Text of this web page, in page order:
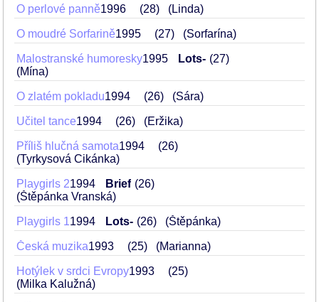
O perlové panně1996 28 (Linda)
O moudré Sorfarině1995 27 (Sorfarína)
Malostranské humoresky1995 Lots-
27
(Mína)
O zlatém pokladu1994 26 (Sára)
Učitel tance1994 26 (Eržika)
Příliš hlučná samota1994
26
(Tyrkysová Cikánka)
Playgirls 21994 Brief
26
(Štěpánka Vranská)
Playgirls 11994 Lots- 26 (Štěpánka)
Česká muzika1993 25 (Marianna)
Hotýlek v srdci Evropy1993
25
(Milka Kalužná)